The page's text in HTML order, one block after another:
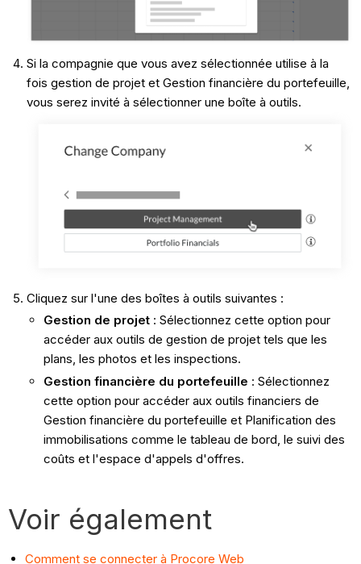
Si la compagnie que vous avez sélectionnée utilise à la
fois gestion de projet et Gestion financière du portefeuille,
vous serez invité à sélectionner une boîte à outils.
Cliquez sur l'une des boîtes à outils suivantes :
Gestion de projet: Sélectionnez cette option pour
accéder aux outils de gestion de projet tels que les
plans, les photos et les inspections.
Gestion financière du portefeuille : Sélectionnez
cette option pour accéder aux outils financiers de
Gestion financière du portefeuille et Planification des
immobilisations comme le tableau de bord, le suivi des
coûts et l'espace d'appels d'offres.
Voir également
Comment se connecter à Procore Web